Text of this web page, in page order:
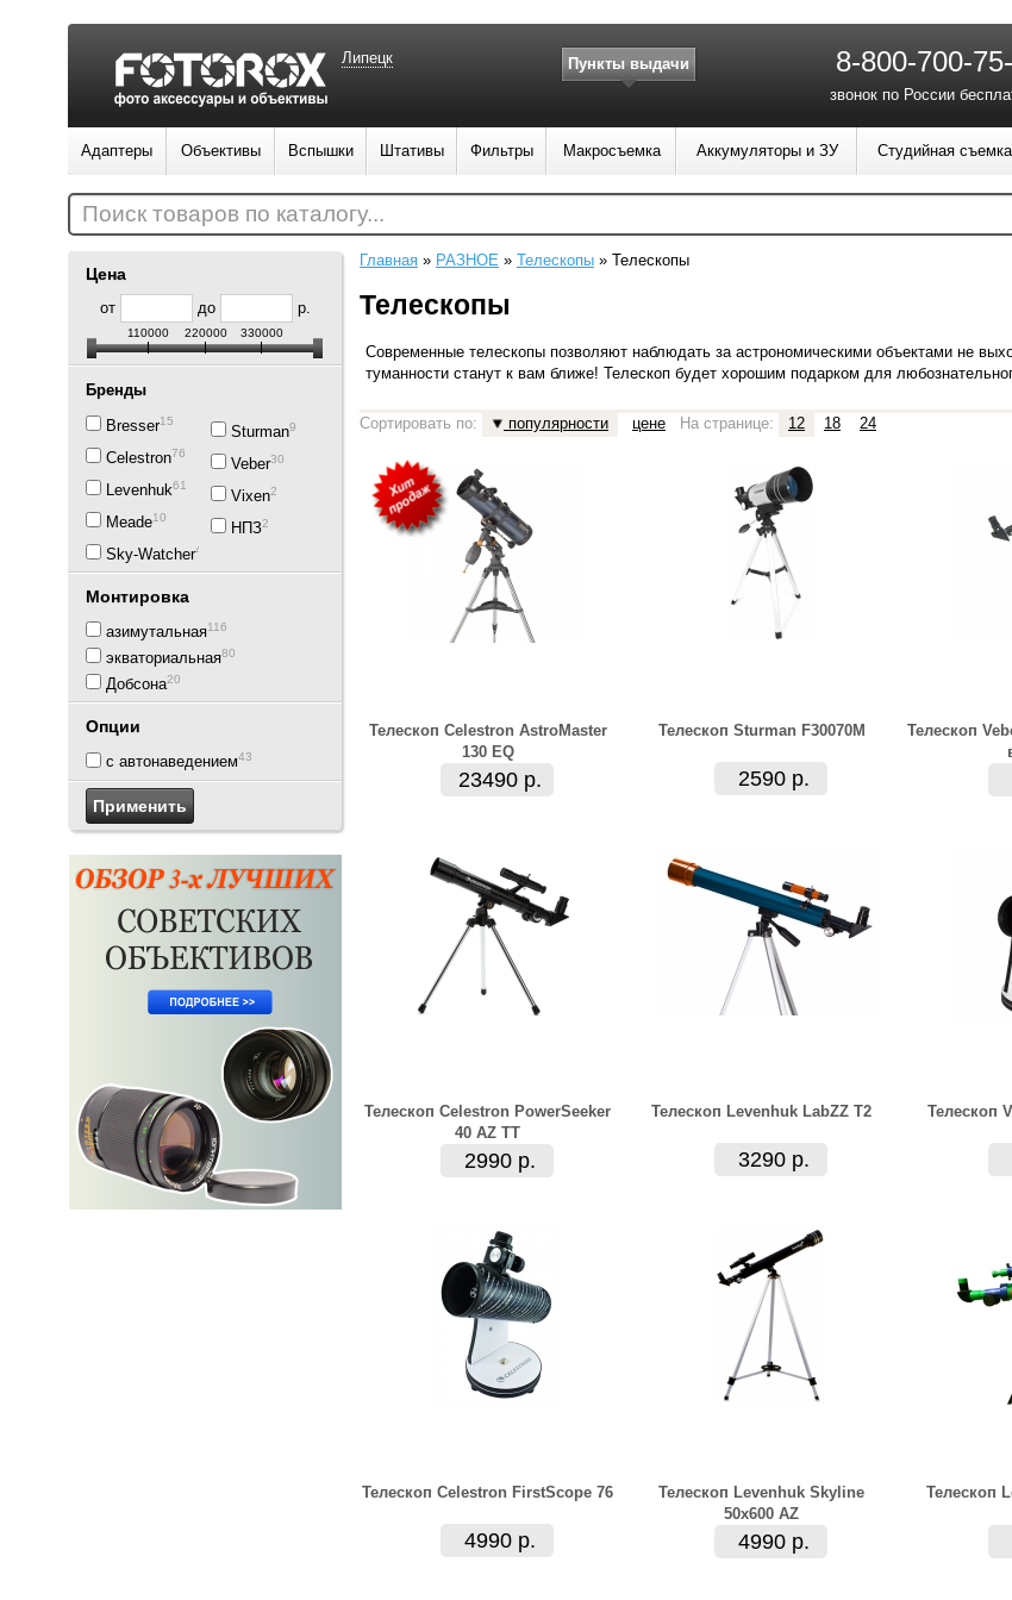
Цена
от до р.
110000 220000 330000
Бренды
Bresser15
Celestron76
Levenhuk61
Meade10
Sky-Watcher43
Sturman9
Veber30
Vixen2
НПЗ2
Монтировка
азимутальная116
экваториальная80
Добсона20
Опции
с автонаведением43
Главная » РАЗНОЕ » Телескопы » Телескопы
Телескопы
Современные телескопы позволяют наблюдать за астрономическими объектами не
туманности станут к вам ближе! Телескоп будет хорошим подарком для
Сортировать по: популярности цене На странице: 12 18 24
Телескоп Celestron AstroMaster
130 EQ
23490 р.
Телескоп Sturman F30070M
2590 р.
Телескоп
Телескоп Celestron PowerSeeker
40 AZ TT
2990 р.
Телескоп Levenhuk LabZZ T2
3290 р.
Телескоп
Телескоп Celestron FirstScope 76
4990 р.
Телескоп Levenhuk Skyline
50x600 AZ
4990 р.
Телескоп
Липецк Пункты выдачи 8-800-700-
звонок по России
Адаптеры Объективы Вспышки Штативы Фильтры Макросъемка Аккумуляторы и ЗУ Студийная съемка
Поиск товаров по каталогу...